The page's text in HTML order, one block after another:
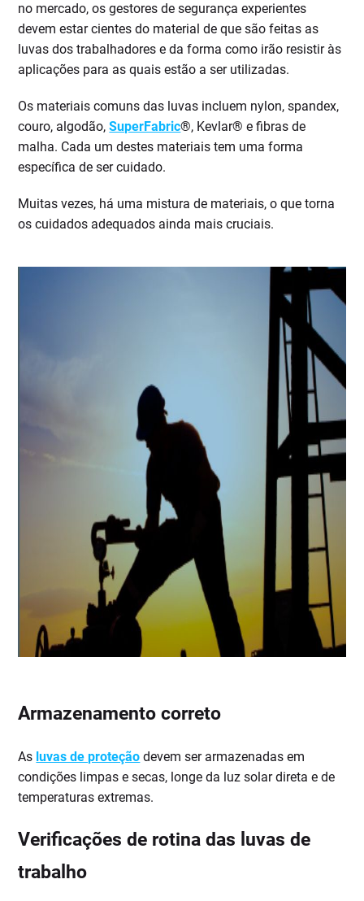
no mercado, os gestores de segurança experientes
devem estar cientes do material de que são feitas as
luvas dos trabalhadores e da forma como irão resistir às
aplicações para as quais estão a ser utilizadas.
Os materiais comuns das luvas incluem nylon, spandex,
couro, algodão,SuperFabric®, Kevlar® e fibras de
malha. Cada um destes materiais tem uma forma
específica de ser cuidado.
Muitas vezes, há uma mistura de materiais, o que torna
os cuidados adequados ainda mais cruciais.
Armazenamento correto
As luvas de proteção devem ser armazenadas em
condições limpas e secas, longe da luz solar direta e de
temperaturas extremas.
Verificações de rotina das luvas de
trabalho